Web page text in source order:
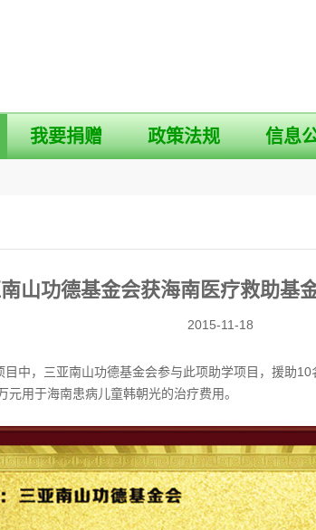
我要捐赠 政策法规 信息
山功德基金会获海南医疗救助基
2015-11-18
中，三亚南山功德基金会参与此项助学项目，援助10
元用于海南患病儿童韩朝光的治疗费用。